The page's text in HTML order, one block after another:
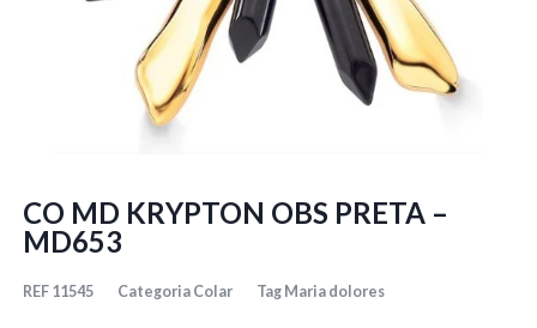
CO MD KRYPTON OBS PRETA –
MD653
REF 11545 Categoria Colar Tag Maria dolores